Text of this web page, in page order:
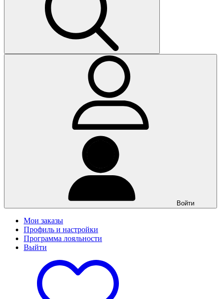
Войти
Мои заказы
Профиль и настройки
Программа лояльности
Выйти